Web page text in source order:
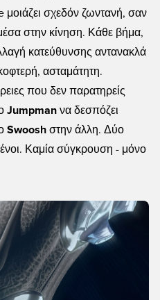
σχεδόν ζωντανή, σαν
στην κίνηση. Κάθε βήμα,
κατεύθυνσης αντανακλά
ασταμάτητη.
που δεν παρατηρείς
Jumpman να δεσπόζει
Swoosh στην άλλη. Δύο
Καμία σύγκρουση - μόνο